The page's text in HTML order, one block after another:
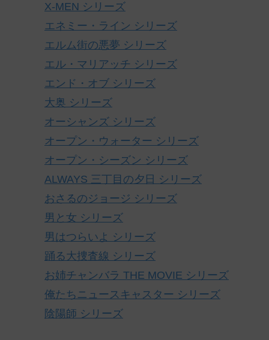
X-MEN シリーズ
エネミー・ライン シリーズ
エルム街の悪夢 シリーズ
エル・マリアッチ シリーズ
エンド・オブ シリーズ
大奥 シリーズ
オーシャンズ シリーズ
オープン・ウォーター シリーズ
オープン・シーズン シリーズ
ALWAYS 三丁目の夕日 シリーズ
おさるのジョージ シリーズ
男と女 シリーズ
男はつらいよ シリーズ
踊る大捜査線 シリーズ
お姉チャンバラ THE MOVIE シリーズ
俺たちニュースキャスター シリーズ
陰陽師 シリーズ